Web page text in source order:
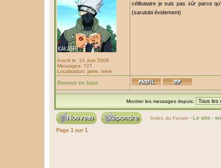
Inscrit le: 10 Juin 2008
Messages: 727
Localisation: jarrie, isère
célibataire je suis pas sûr parce
(sarutobi évidement)
Revenir en haut
Montrer les messages depuis:
Index du Forum - Le site -
Page 1 sur 1